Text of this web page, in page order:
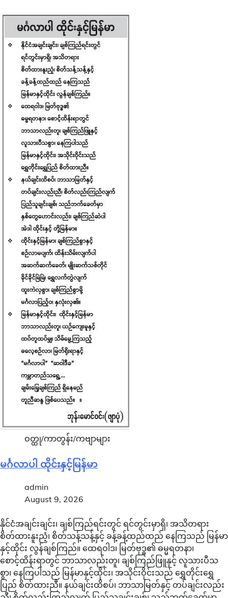
ဝတ္ထု/ကာတွန်း/ကဗျာများ
မင်္ဂလာပါ ထိုင်းနှင့်မြန်မာ
admin
August 9, 2026
နိုင်ငံအချင်းချင်း၊ ချစ်ကြည်ရင်းတွင် ရင်တွင်းမှာရှိ၊ အသိတရား
စိတ်ထားနူးညံ့၊ စိတ်သန့်သန့်နှင့် ခန့်ခန့်ထည်ထည် နေကြသည် မြန်မာ
နှင့်ထိုင်း လွန်ချစ်ကြည်။ ထေရဝါဒ၊ မြတ်ဗုဒ္ဓ၏ ဓမ္မရတနာ၊
စောင့်ထိန်းရာတွင် ဘာသာလည်းတူ၊ ချစ်ကြည်ဖြူနှင့် လူသားပီသ
စွာ၊ နေကြပါသည် မြန်မာနှင့်ထိုင်း၊ အသိုင်းဝိုင်းသည် ရွှေတိုင်းရွှေ
ပြည် စိတ်ထားညီ။ နယ်ချင်းထိစပ်၊ ဘာသာမြတ်နှင့် တပ်ချင်းလည်း